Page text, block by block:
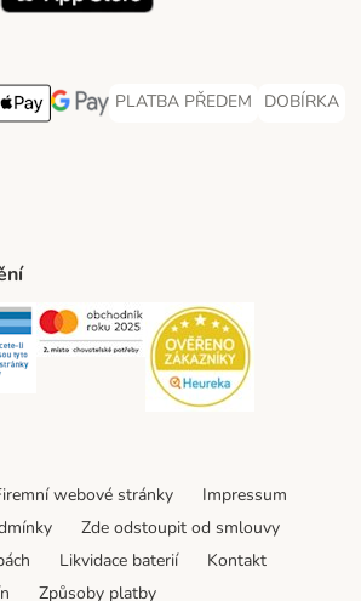
Method
Method
pay Payment Method
GooglePay Payment Method
PLATBA PŘEDEM
PLATBA PŘEDEM Payment
DOBÍRKA
DOBÍRKA
Method
MethodShipping Method
Security Security
webové stránky
Impressum
Zde odstoupit od smlouvy
Likvidace baterií
Kontakt
Způsoby platby